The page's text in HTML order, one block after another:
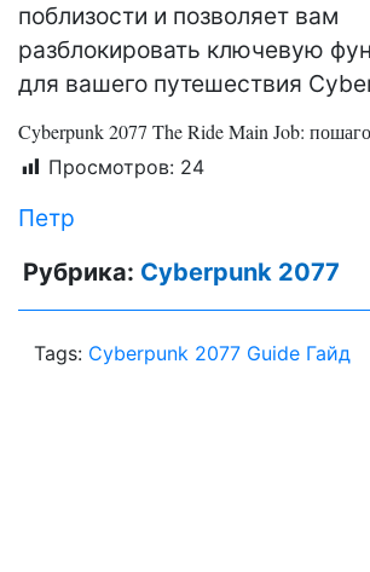
поблизости и позволяет вам
разблокировать ключевую
для вашего путешествия
Cyberpunk 2077 The Ride Main Job:
Просмотров: 24
Петр
Рубрика: Cyberpunk 2077
Tags: Cyberpunk 2077 Guide Гайд